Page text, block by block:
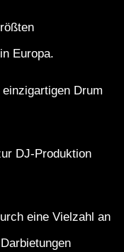
in Europa.
Drum
DJ-Produktion
eine Vielzahl an